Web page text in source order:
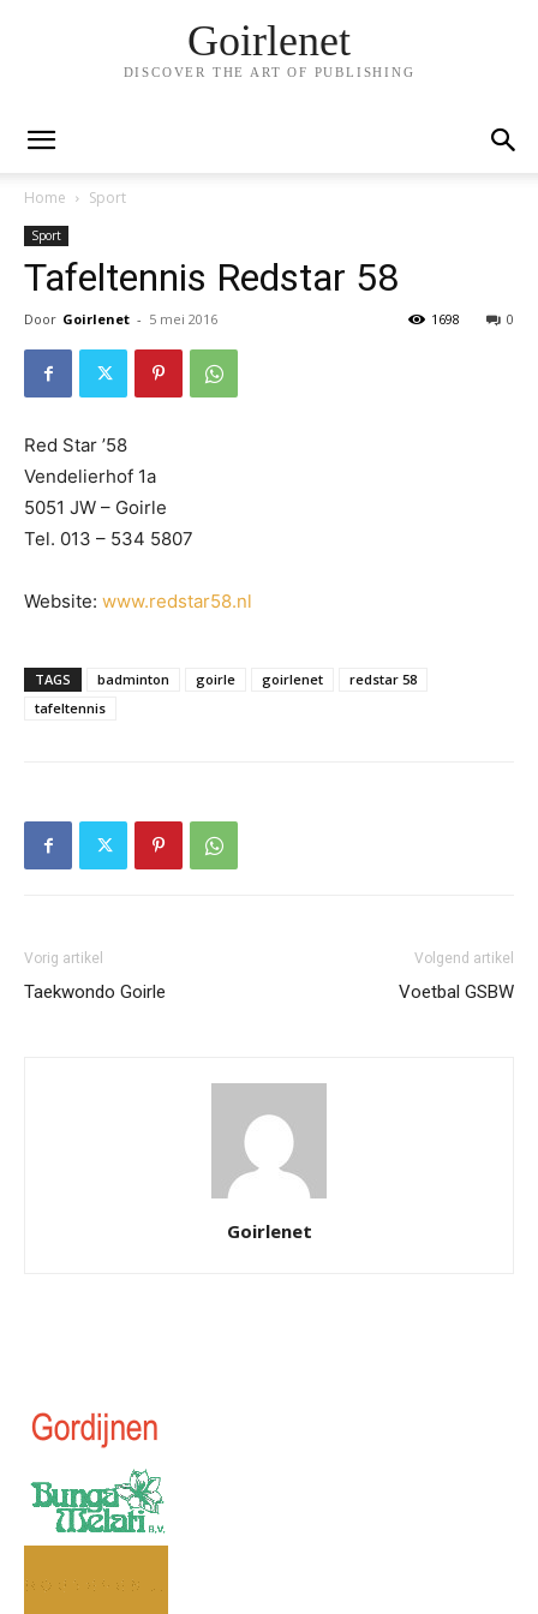
Goirlenet
DISCOVER THE ART OF PUBLISHING
Home Sport
Sport
Tafeltennis Redstar 58
Door Goirlenet - 5 mei 2016 0
1698
Red Star ’58
Vendelierhof 1a
5051 JW – Goirle
Tel. 013 – 534 5807
Website: www.redstar58.nl
TAGS badminton goirle goirlenet
redstar 58
tafeltennis
Vorig artikel
Taekwondo Goirle
Volgend artikel
Voetbal GSBW
Goirlenet